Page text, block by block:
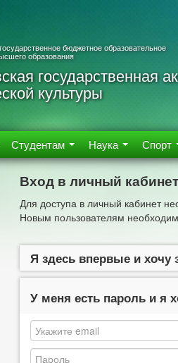
бюджетное образовательное
образования
государственная
культуры
Студентам Наука Спорт
Вход в личный кабинет
Для доступа в личный кабинет
Новым пользователям
Я здесь впервые и хочу
У меня есть пароль и я